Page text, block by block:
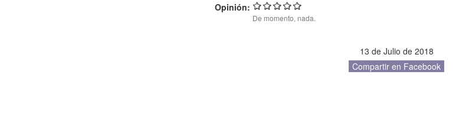
Opinión:
De momento, nada.
13 de Julio de 2018
Compartir en Facebook